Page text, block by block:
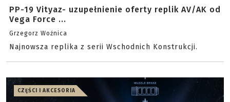
PP-19 Vityaz- uzupełnienie oferty replik AV/AK od
Vega Force ...
Grzegorz Woźnica
Najnowsza replika z serii Wschodnich Konstrukcji.
CZĘŚCI I AKCESORIA